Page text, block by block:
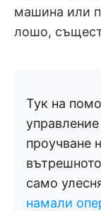
машина или
лошо,
Тук на
проучване
само
намали